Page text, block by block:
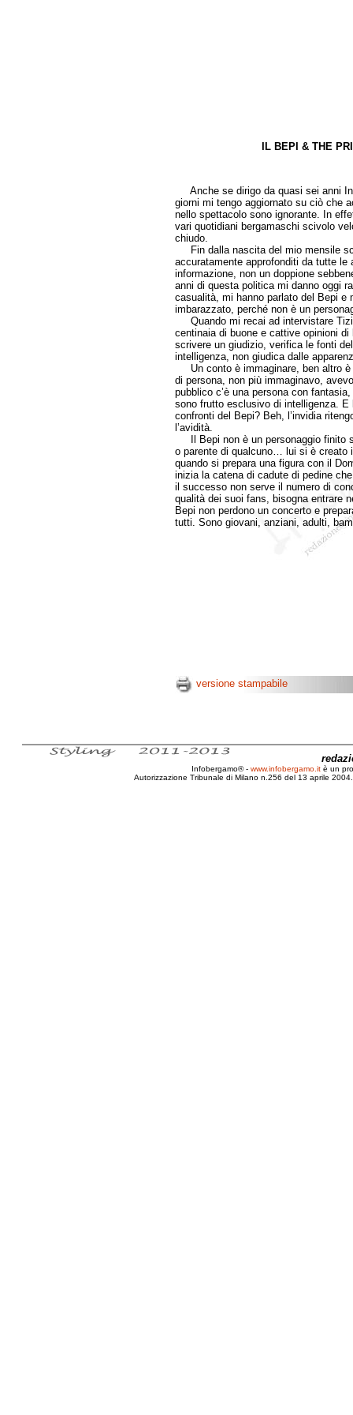
IL BEPI & THE
Anche se dirigo da quasi sei anni
giorni mi tengo aggiornato su ciò che
nello spettacolo sono ignorante. In
vari quotidiani bergamaschi scivolo
chiudo.
Fin dalla nascita del mio mensile
accuratamente approfonditi da tutte le
informazione, non un doppione
anni di questa politica mi danno oggi
casualità, mi hanno parlato del Bepi
imbarazzato, perché non è un
Quando mi recai ad intervistare
centinaia di buone e cattive opinioni
scrivere un giudizio, verifica le fonti
intelligenza, non giudica dalle
Un conto è immaginare, ben altro è
di persona, non più immaginavo,
pubblico c’è una persona con
sono frutto esclusivo di intelligenza.
confronti del Bepi? Beh, l’invidia
l’avidità.
Il Bepi non è un personaggio finito
o parente di qualcuno… lui si è creato
quando si prepara una figura con il
inizia la catena di cadute di pedine
il successo non serve il numero di
qualità dei suoi fans, bisogna entrare
Bepi non perdono un concerto e
tutti. Sono giovani, anziani, adulti,
versione stampabile
Infobergamo® - www.infobergamo.it è un
Autorizzazione Tribunale di Milano n.256 del 13 aprile